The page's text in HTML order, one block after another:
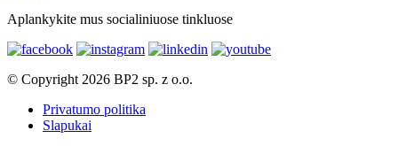
Aplankykite mus socialiniuose tinkluose
© Copyright 2026 BP2 sp. z o.o.
Privatumo politika
Slapukai